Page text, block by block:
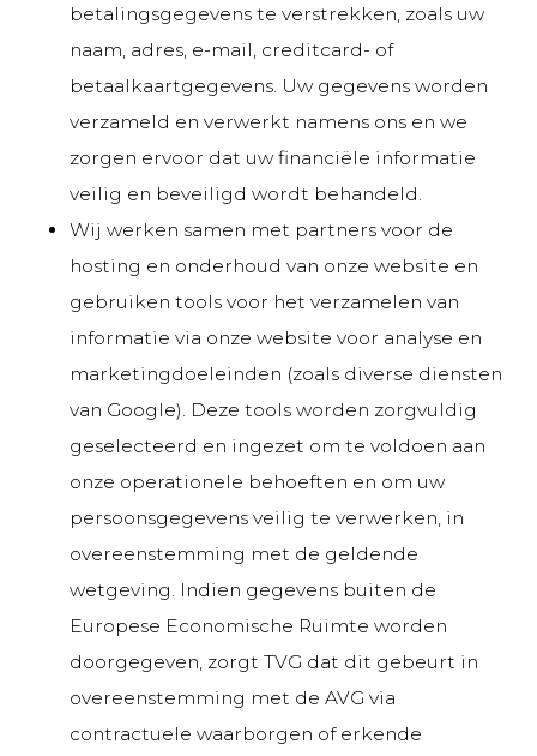
betalingsgegevens te verstrekken, zoals uw
naam, adres, e-mail, creditcard- of
betaalkaartgegevens. Uw gegevens worden
verzameld en verwerkt namens ons en we
zorgen ervoor dat uw financiële informatie
veilig en beveiligd wordt behandeld.
Wij werken samen met partners voor de
hosting en onderhoud van onze website en
gebruiken tools voor het verzamelen van
informatie via onze website voor analyse en
marketingdoeleinden (zoals diverse diensten
van Google). Deze tools worden zorgvuldig
geselecteerd en ingezet om te voldoen aan
onze operationele behoeften en om uw
persoonsgegevens veilig te verwerken, in
overeenstemming met de geldende
wetgeving. Indien gegevens buiten de
Europese Economische Ruimte worden
doorgegeven, zorgt TVG dat dit gebeurt in
overeenstemming met de AVG via
contractuele waarborgen of erkende